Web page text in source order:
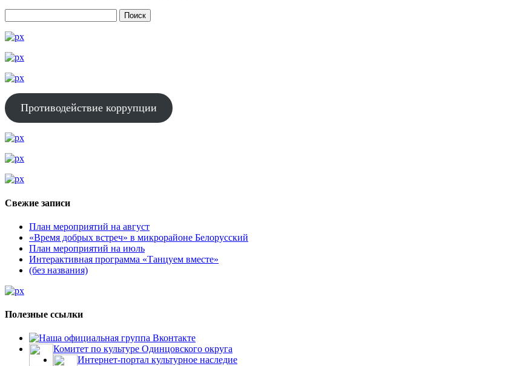
Противодействие коррупции
Свежие записи
План мероприятий на август
«Время добрых встреч» в микрорайоне Белорусский
План мероприятий на июль
Интерактивная программа «Танцуем вместе»
(без названия)
Полезные ссылки
Наша официальная группа Вконтакте
Комитет по культуре Одинцовского округа
Интернет-портал культурное наследие